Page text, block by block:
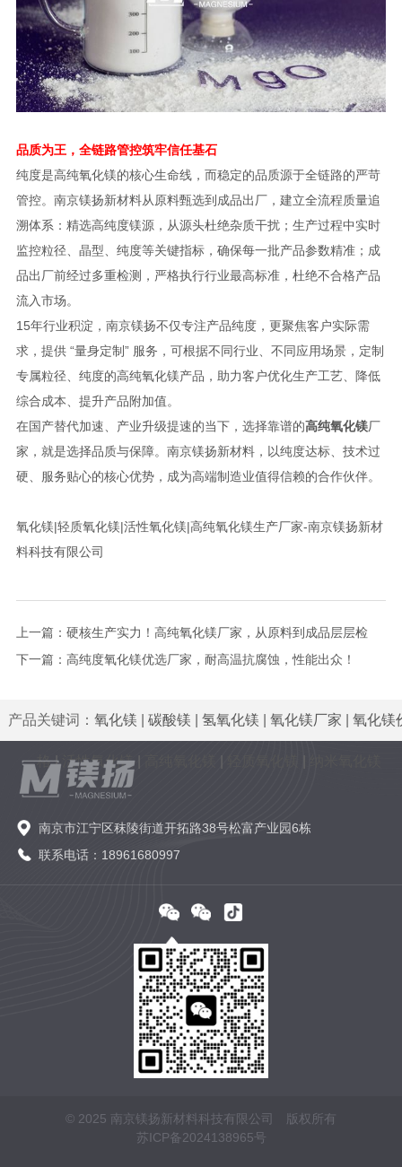
品质为王，全链路管控筑牢信任基石
纯度是高纯氧化镁的核心生命线，而稳定的品质源于全链路的严苛
管控。南京镁扬新材料从原料甄选到成品出厂，建立全流程质量追
溯体系：精选高纯度镁源，从源头杜绝杂质干扰；生产过程中实时
监控粒径、晶型、纯度等关键指标，确保每一批产品参数精准；成
品出厂前经过多重检测，严格执行行业最高标准，杜绝不合格产品
流入市场。
15年行业积淀，南京镁扬不仅专注产品纯度，更聚焦客户实际需
求，提供 “量身定制” 服务，可根据不同行业、不同应用场景，定制
专属粒径、纯度的高纯氧化镁产品，助力客户优化生产工艺、降低
综合成本、提升产品附加值。
在国产替代加速、产业升级提速的当下，选择靠谱的高纯氧化镁厂
家，就是选择品质与保障。南京镁扬新材料，以纯度达标、技术过
硬、服务贴心的核心优势，成为高端制造业值得信赖的合作伙伴。
氧化镁|轻质氧化镁|活性氧化镁|高纯氧化镁生产厂家-南京镁扬新材
料科技有限公司
上一篇： 硬核生产实力！高纯氧化镁厂家，从原料到成品层层检
测！
下一篇： 高纯度氧化镁优选厂家，耐高温抗腐蚀，性能出众！
产品关键词： 氧化镁 碳酸镁 氢氧化镁 氧化镁厂家 氧化镁
格| 活性氧化镁|
南京市江宁区秣陵街道开拓路38号松富产业园6栋
联系电话：18961680997
© 2025 南京镁扬新材料科技有限公司 版权所有
苏ICP备2024138965号